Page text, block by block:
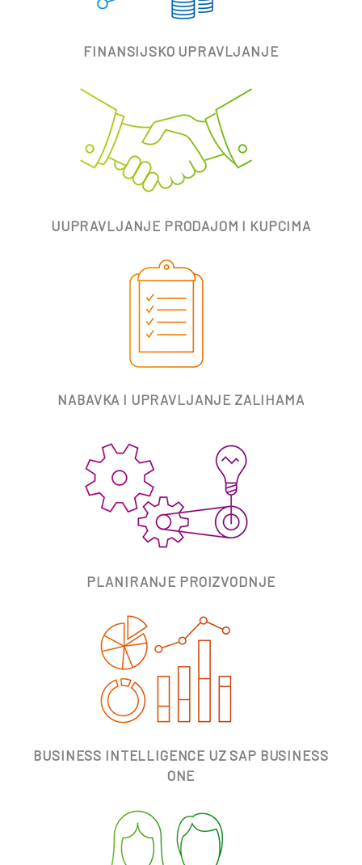
FINANSIJSKO UPRAVLJANJE
UUPRAVLJANJE PRODAJOM I KUPCIMA
NABAVKA I UPRAVLJANJE ZALIHAMA
PLANIRANJE PROIZVODNJE
BUSINESS INTELLIGENCE UZ SAP BUSINESS
ONE